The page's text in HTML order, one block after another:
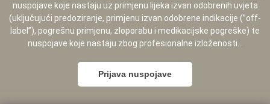
nuspojave koje nastaju uz primjenu lijeka izvan odobrenih uvjeta
(uključujući predoziranje, primjenu izvan odobrene indikacije (”off-
label”), pogrešnu primjenu, zloporabu i medikacijske pogreške) te
nuspojave koje nastaju zbog profesionalne izloženosti...
Prijava nuspojave